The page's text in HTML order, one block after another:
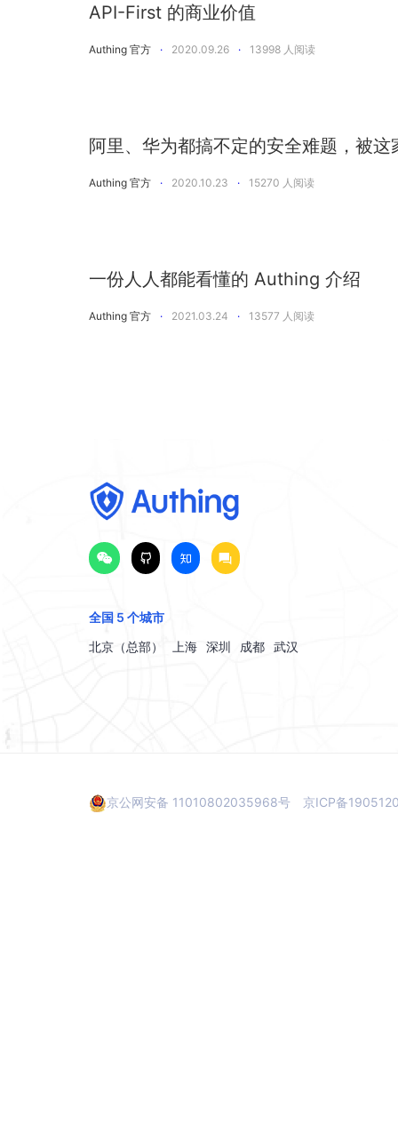
API-First 的商业价值
Authing 官方 · 2020.09.26 · 13998 人阅读
阿里、华为都搞不定的安全难题，被
Authing 官方 · 2020.10.23 · 15270 人阅读
一份人人都能看懂的 Authing 介绍
Authing 官方 · 2021.03.24 · 13577 人阅读
全国 5 个城市
北京（总部）
上海 深圳 成都 武汉
京公网安备 11010802035968号 京ICP备